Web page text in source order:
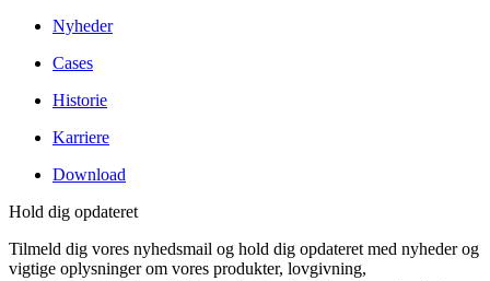
Nyheder
Cases
Historie
Karriere
Download
Hold dig opdateret
Tilmeld dig vores nyhedsmail og hold dig opdateret med nyheder og
vigtige oplysninger om vores produkter, lovgivning,